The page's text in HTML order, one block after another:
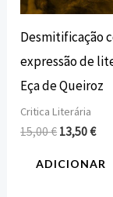
Desmitificação
expressão de
Eça de Queiroz
Critica Literária
15,00€ 13,50€
ADICIONAR